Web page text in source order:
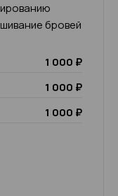
бровей
1 000 ₽
1 000 ₽
1 000 ₽